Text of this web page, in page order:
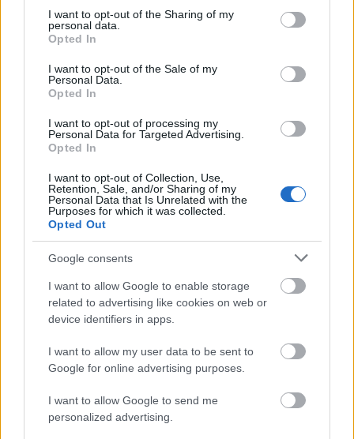
not limited to your visit or usage behaviour. You may click to
grant or deny consent to Google and its third-party tags to
use your data for below specified purposes in below Google
consent section.
I want to opt-out of the Sharing of my
personal data.
Opted In
I want to opt-out of the Sale of my
Personal Data.
Opted In
I want to opt-out of processing my
Personal Data for Targeted Advertising.
Opted In
I want to opt-out of Collection, Use,
Retention, Sale, and/or Sharing of my
Personal Data that Is Unrelated with the
Purposes for which it was collected.
Opted Out
Google consents
I want to allow Google to enable storage
related to advertising like cookies on web or
device identifiers in apps.
I want to allow my user data to be sent to
Google for online advertising purposes.
I want to allow Google to send me
personalized advertising.
A víz világnapja
Israeli Embassy •2022. március 22.
Az ENSZ kezdeményezésére
ünnepeljük aVíz Világnapját. A nemzetközi esemény
célja, hogy felhívja a figyelmet a tiszta víz ...